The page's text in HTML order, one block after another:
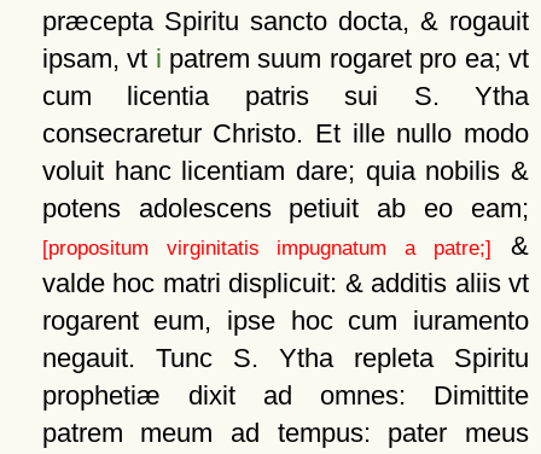
præcepta Spiritu sancto docta, & rogauit
ipsam, vt i patrem suum rogaret pro ea; vt
cum licentia patris sui S. Ytha
consecraretur Christo. Et ille nullo modo
voluit hanc licentiam dare; quia nobilis &
potens adolescens petiuit ab eo eam;
[propositum virginitatis impugnatum a patre;]
&
valde hoc matri displicuit: & additis aliis vt
rogarent eum, ipse hoc cum iuramento
negauit. Tunc S. Ytha repleta Spiritu
prophetiæ dixit ad omnes: Dimittite
patrem meum ad tempus: pater meus